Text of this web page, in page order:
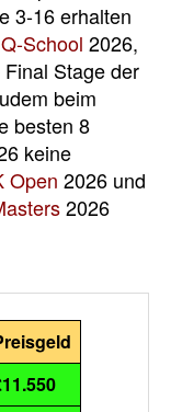
3-16 erhalten
Q-School 2026,
Stage der
beim
besten 8
keine
Open 2026 und
2026